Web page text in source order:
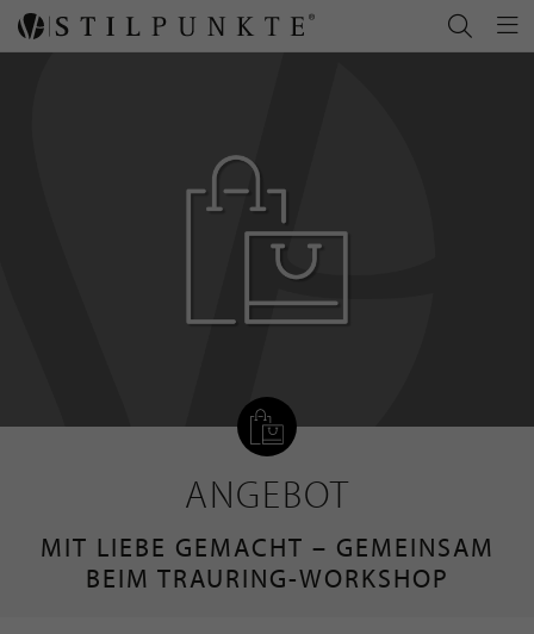
ANGEBOT
MIT LIEBE GEMACHT – GEMEINSAM
BEIM TRAURING-WORKSHOP